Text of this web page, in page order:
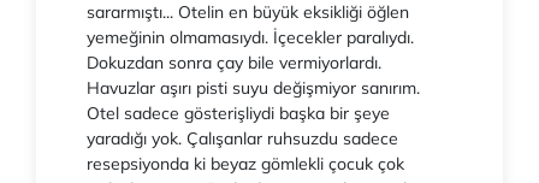
sararmıştı... Otelin en büyük eksikliği öğlen
yemeğinin olmamasıydı. İçecekler paralıydı.
Dokuzdan sonra çay bile vermiyorlardı.
Havuzlar aşırı pisti suyu değişmiyor sanırım.
Otel sadece gösterişliydi başka bir şeye
yaradığı yok. Çalışanlar ruhsuzdu sadece
resepsiyonda ki beyaz gömlekli çocuk çok